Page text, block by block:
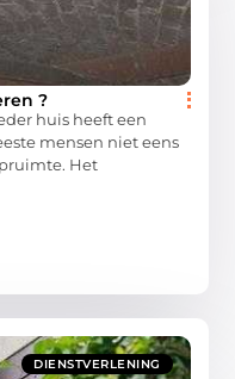
?
huis heeft een
mensen niet eens
Het
DIENSTVERLENING